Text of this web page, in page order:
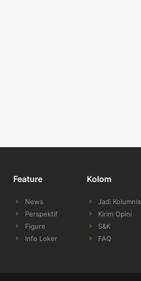
Feature
News
Perspektif
Figure
Info Loker
Kolom
Jadi Kolumnis
Kirim Opini
S&K
FAQ